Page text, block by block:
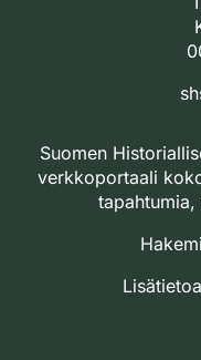
Suomen
verkkoportaali